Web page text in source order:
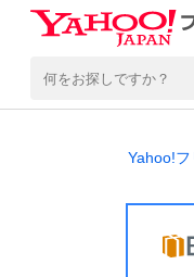
Yahoo!フ